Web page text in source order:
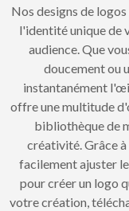
Nos designs de
l'identité unique de
audience. Que
doucement ou
instantanément
offre une multitude
bibliothèque de
créativité. Grâce
facilement ajuster
pour créer un logo
votre création,